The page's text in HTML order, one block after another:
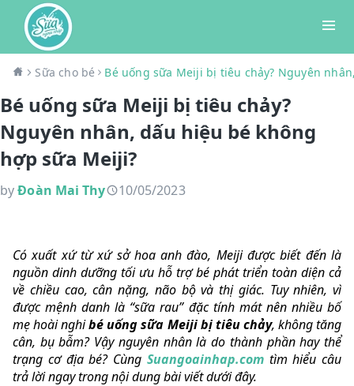
Sữa cho bé Bé uống sữa Meiji bị tiêu chảy? Nguyên
Bé uống sữa Meiji bị tiêu chảy?
Nguyên nhân, dấu hiệu bé không
hợp sữa Meiji?
byĐoàn Mai Thy 10/05/2023
Có xuất xứ từ xứ sở hoa anh đào, Meiji được biết đến là
nguồn dinh dưỡng tối ưu hỗ trợ bé phát triển toàn diện cả
về chiều cao, cân nặng, não bộ và thị giác. Tuy nhiên, vì
được mệnh danh là “sữa rau” đặc tính mát nên nhiều bố
mẹ hoài nghibé uống sữa Meiji bị tiêu chảy, không tăng
cân, bụ bẫm? Vậy nguyên nhân là do thành phần hay thể
trạng cơ địa bé? Cùng Suangoainhap.comtìm hiểu câu
trả lời ngay trong nội dung bài viết dưới đây.